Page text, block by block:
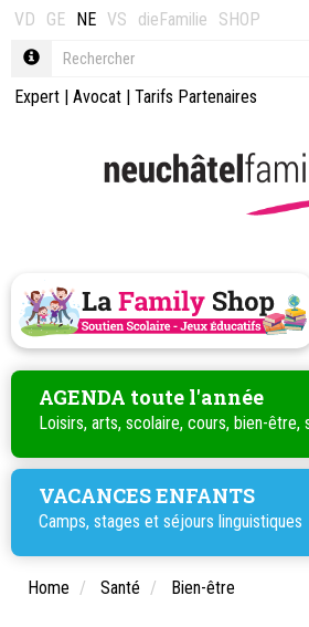
VD GE NE VS dieFamilie SHOP
Expert | Avocat | Tarifs Partenaires
AGENDA toute l'année
Loisirs, arts, scolaire, cours, bien-être,
VACANCES ENFANTS
Camps, stages et séjours linguistiques
Home Santé Bien-être